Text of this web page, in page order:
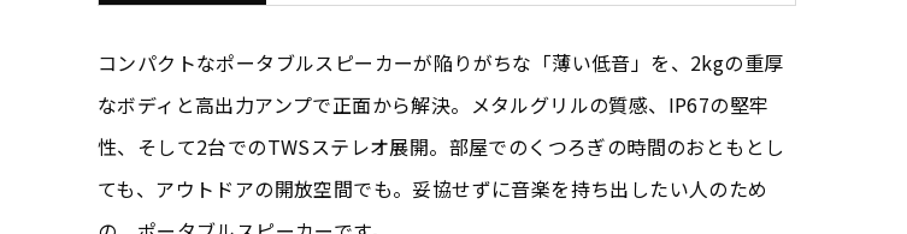
コンパクトなポータブルスピーカーが陥りがちな「薄い低音」を、2kgの重厚
なボディと高出力アンプで正面から解決。メタルグリルの質感、IP67の堅牢
性、そして2台でのTWSステレオ展開。部屋でのくつろぎの時間のおともとし
ても、アウトドアの開放空間でも。妥協せずに音楽を持ち出したい人のため